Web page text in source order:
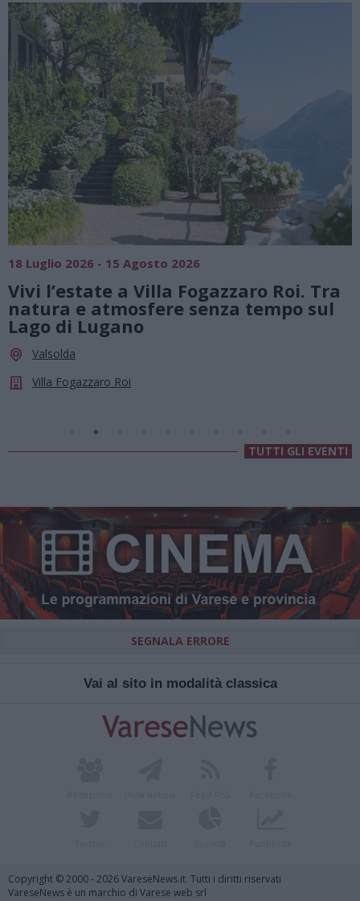
Summer Green Festival: fino al 23
agosto, musica e divertimento sotto
le stelle a Cassano Magnago
TUTTI GLI EVENTI
SEGNALA ERRORE
Vai al sito in modalità classica
Copyright © 2000 - 2026 VareseNews.it. Tutti i diritti riservati
VareseNews è un marchio di Varese web srl